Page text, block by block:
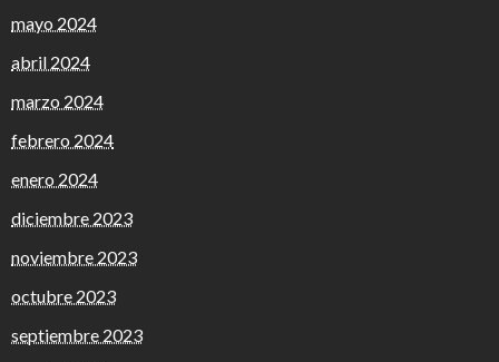
mayo 2024
abril 2024
marzo 2024
febrero 2024
enero 2024
diciembre 2023
noviembre 2023
octubre 2023
septiembre 2023